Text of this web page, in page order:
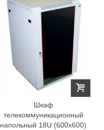
Шкаф
телекоммуникационный
напольный 18U (600x600)